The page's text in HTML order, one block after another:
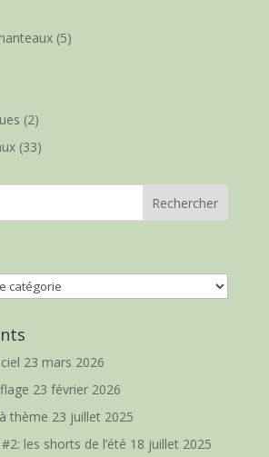
(5)
(2)
(33)
23 mars 2026
23 février 2026
thème 23 juillet 2025
les shorts de l’été 18 juillet 2025